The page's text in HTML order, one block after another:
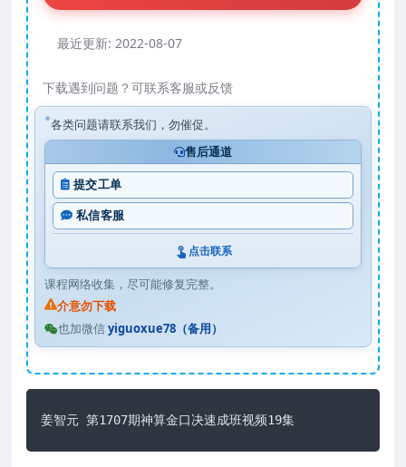
最近更新: 2022-08-07
下载遇到问题？可联系客服或反馈
各类问题请联系我们，勿催促。
售后通道
提交工单
私信客服
点击联系
课程网络收集，尽可能修复完整。
介意勿下载
也加微信yiguoxue78（备用）
姜智元 第1707期神算金口决速成班视频19集